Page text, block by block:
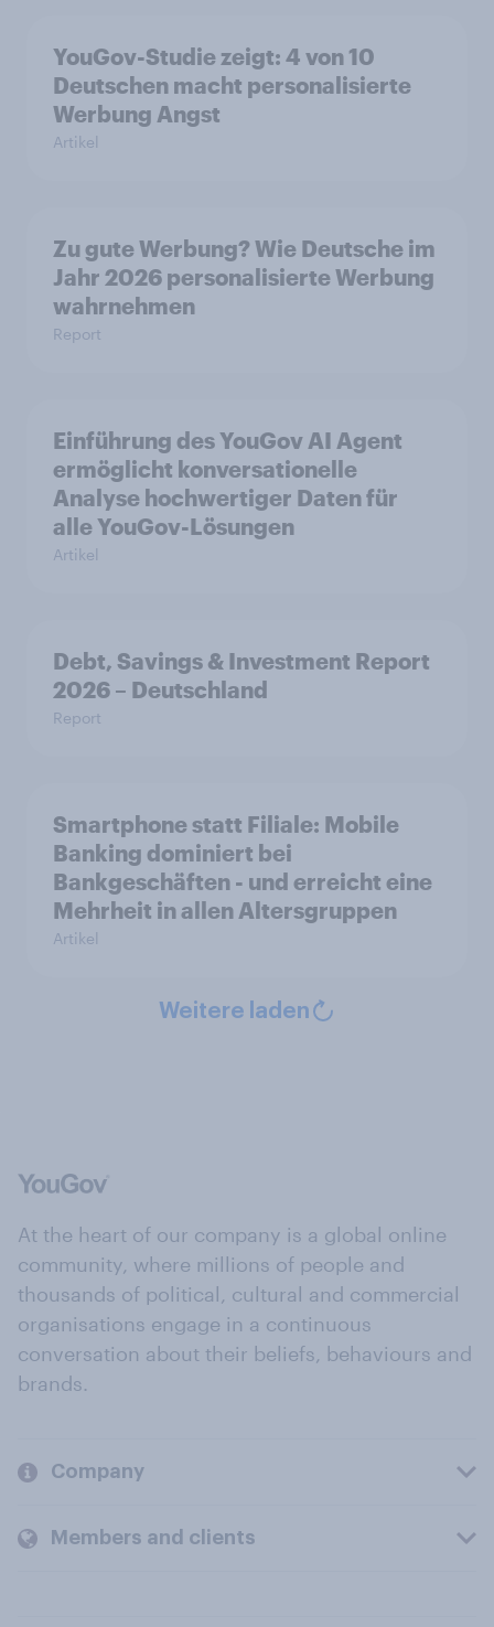
YouGov-Studie zeigt: 4 von 10
Deutschen macht personalisierte
Werbung Angst
Artikel
Zu gute Werbung? Wie Deutsche im
Jahr 2026 personalisierte Werbung
wahrnehmen
Report
Einführung des YouGov AI Agent
ermöglicht konversationelle
Analyse hochwertiger Daten für
alle YouGov-Lösungen
Artikel
Debt, Savings & Investment Report
2026 – Deutschland
Report
Smartphone statt Filiale: Mobile
Banking dominiert bei
Bankgeschäften - und erreicht eine
Mehrheit in allen Altersgruppen
Artikel
Weitere laden
At the heart of our company is a global online
community, where millions of people and
thousands of political, cultural and commercial
organisations engage in a continuous
conversation about their beliefs, behaviours and
brands.
Company
Members and clients